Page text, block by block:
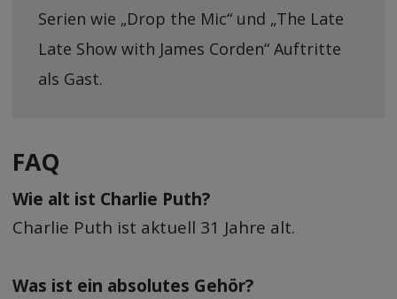
Serien wie „Drop the Mic“ und „The Late
Late Show with James Corden“ Auftritte
als Gast.
FAQ
Wie alt ist Charlie Puth?
Charlie Puth ist aktuell 31 Jahre alt.
Was ist ein absolutes Gehör?